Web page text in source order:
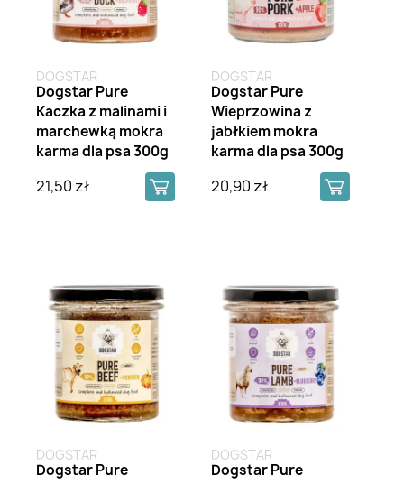
DOGSTAR
Dogstar Pure
Kaczka z malinami i
marchewką mokra
karma dla psa 300g
21,50 zł
DOGSTAR
Dogstar Pure
Wieprzowina z
jabłkiem mokra
karma dla psa 300g
20,90 zł
DOGSTAR
Dogstar Pure
DOGSTAR
Dogstar Pure